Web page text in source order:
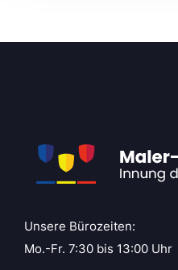
Unsere Bürozeiten:
Mo.-Fr. 7:30 bis 13:00 Uhr